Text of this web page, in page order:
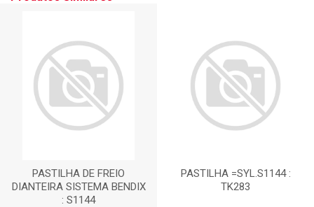
PASTILHA DE FREIO
DIANTEIRA SISTEMA BENDIX
: S1144
PASTILHA =SYL.S1144 :
TK283